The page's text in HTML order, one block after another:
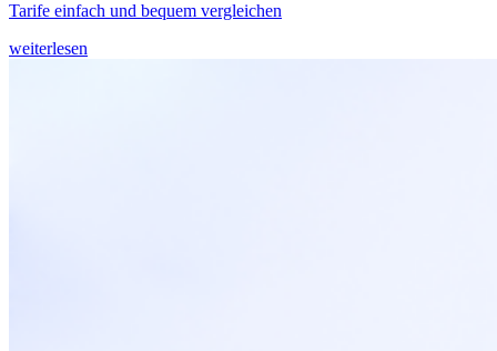
Tarife einfach und bequem vergleichen
weiterlesen